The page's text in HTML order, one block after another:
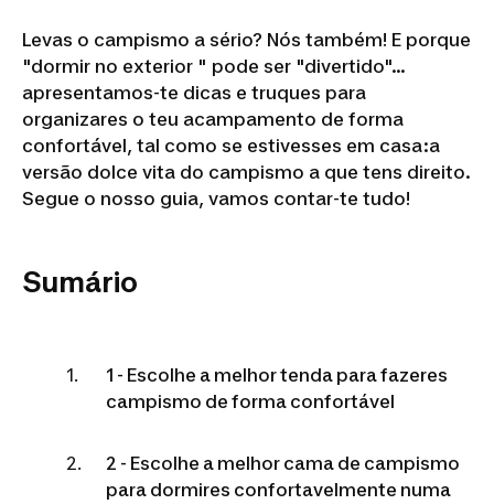
Levas o campismo a sério? Nós também! E porque
"dormir no exterior " pode ser "divertido"...
apresentamos-te dicas e truques para
organizares o teu acampamento de forma
confortável, tal como se estivesses em casa:a
versão dolce vita do campismo a que tens direito.
Segue o nosso guia, vamos contar-te tudo!
Sumário
1 - Escolhe a melhor tenda para fazeres
campismo de forma confortável
2 - Escolhe a melhor cama de campismo
para dormires confortavelmente numa